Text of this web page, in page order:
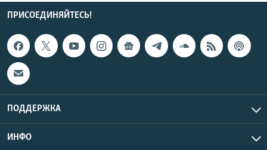
ПРИСОЕДИНЯЙТЕСЬ!
ПОДДЕРЖКА
ИНФО